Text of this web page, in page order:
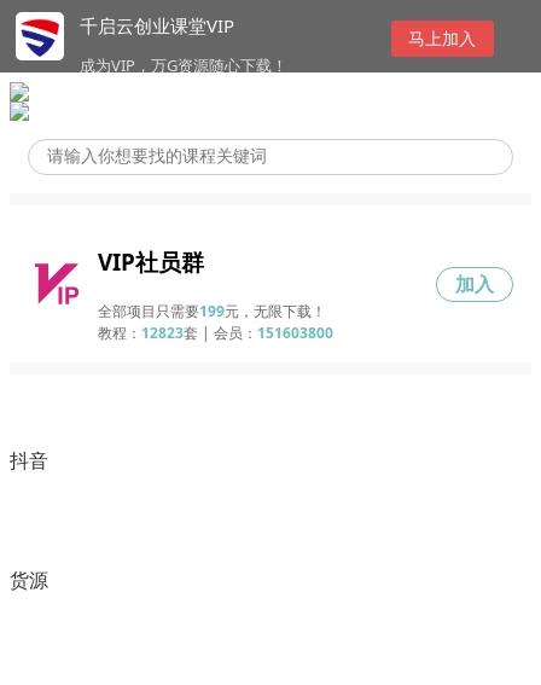
千启云创业课堂VIP
成为VIP，万G资源随心下载！
马上加入
VIP社员群
全部项目只需要199元，无限下载！
教程： 12823套 | 会员： 151603800
加入
抖音
货源